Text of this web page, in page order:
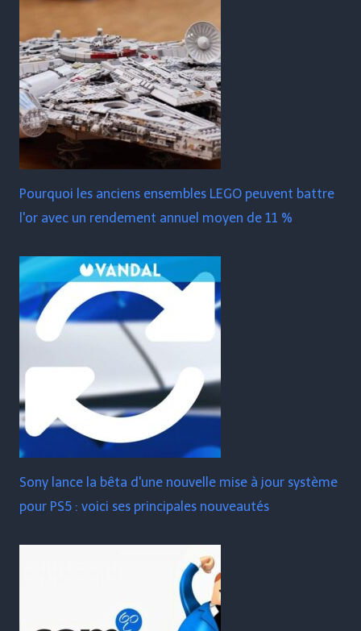
Pourquoi les anciens ensembles LEGO peuvent battre
l'or avec un rendement annuel moyen de 11 %
Sony lance la bêta d'une nouvelle mise à jour système
pour PS5 : voici ses principales nouveautés